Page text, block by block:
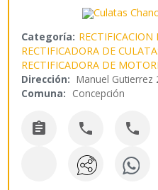
Categoría: RECTIFICACION
RECTIFICADORA DE
RECTIFICADORA DE
Dirección: Manuel Gutierrez
Comuna: Concepción
  